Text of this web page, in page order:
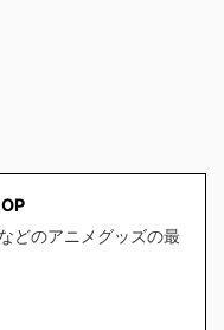
どのアニメグッズの最